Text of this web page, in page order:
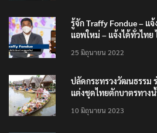
รู้จัก Traffy Fondue – แ
แอพใหม่ – แจ้งได้ทั่วไทย
25 มิถุนายน 2022
ปลัดกระทรวงวัฒนธรรม
แต่งชุดไทยตักบาตรทางน้
10 มิถุนายน 2023